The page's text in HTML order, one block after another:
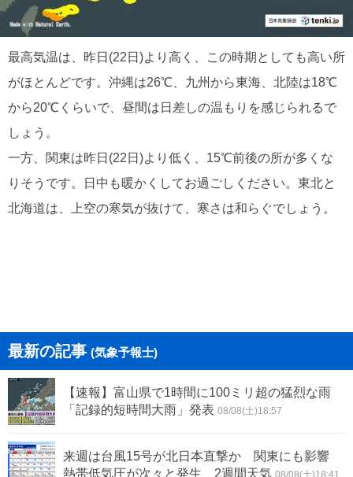
最高気温は、昨日(22日)より高く、この時期としても高い所
がほとんどです。沖縄は26℃、九州から東海、北陸は18℃
から20℃くらいで、昼間は日差しの温もりを感じられるで
しょう。
一方、関東は昨日(22日)より低く、15℃前後の所が多くな
りそうです。日中も暖かくしてお過ごしください。東北と
北海道は、上空の寒気が抜けて、寒さは和らぐでしょう。
最新の記事 (気象予報士)
【速報】富山県で1時間に100ミリ超の猛烈な雨
「記録的短時間大雨」発表 08/08(土)18:57
来週は台風15号が北日本直撃か 関東にも影響
熱帯低気圧が次々と発生 2週間天気 08/08(土)18:41